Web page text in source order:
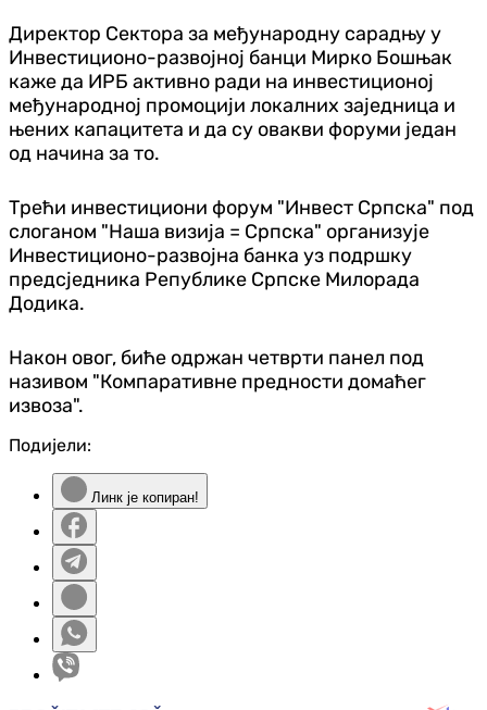
Директор Сектора за међународну сарадњу у
Инвестиционо-развојној банци Мирко Бошњак
каже да ИРБ активно ради на инвестиционој
међународној промоцији локалних заједница и
њених капацитета и да су овакви форуми један
од начина за то.
Трећи инвестициони форум "Инвест Српска" под
слоганом "Наша визија = Српска" организује
Инвестиционо-развојна банка уз подршку
предсједника Републике Српске Милорада
Додика.
Након овог, биће одржан четврти панел под
називом "Компаративне предности домаћег
извоза".
Подијели:
Линк је копиран!